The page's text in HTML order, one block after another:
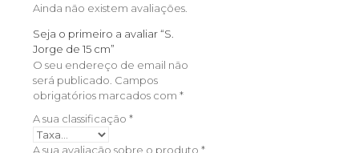
Ainda não existem avaliações.
Seja o primeiro a avaliar “S.
Jorge de 15 cm”
O seu endereço de email não
será publicado. Campos
obrigatórios marcados com *
A sua classificação *
A sua avaliação sobre o produto *